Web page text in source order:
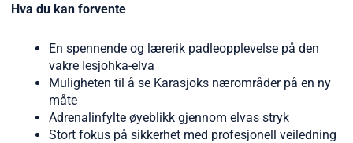
Hva du kan forvente
En spennende og lærerik padleopplevelse på den
vakre Iesjohka-elva
Muligheten til å se Karasjoks nærområder på en ny
måte
Adrenalinfylte øyeblikk gjennom elvas stryk
Stort fokus på sikkerhet med profesjonell veiledning